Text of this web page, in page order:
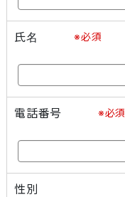
氏名 ※必須
電話番号 ※必須
性別